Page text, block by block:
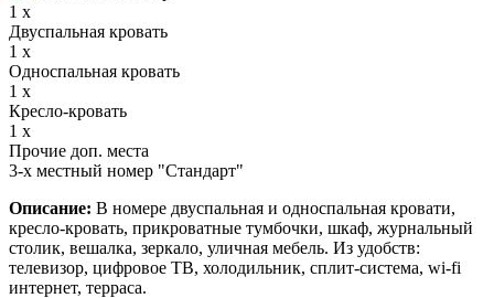
1 x
Двуспальная кровать
1 x
Односпальная кровать
1 x
Кресло-кровать
1 x
Прочие доп. места
3-х местный номер "Стандарт"
Описание: В номере двуспальная и односпальная кровати,
кресло-кровать, прикроватные тумбочки, шкаф, журнальный
столик, вешалка, зеркало, уличная мебель. Из удобств:
телевизор, цифровое ТВ, холодильник, сплит-система, wi-fi
интернет, терраса.